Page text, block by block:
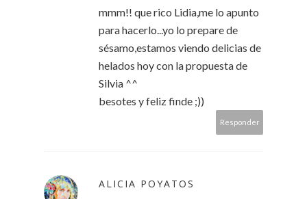
mmm!! que rico Lidia,me lo apunto
para hacerlo...yo lo prepare de
sésamo,estamos viendo delicias de
helados hoy con la propuesta de
Silvia ^^
besotes y feliz finde ;))
Responder
ALICIA POYATOS